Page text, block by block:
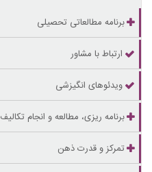
برنامه مطالعاتی تحصیلی
ارتباط با مشاور
ویدئوهای انگیزشی
برنامه ریزی، مطالعه و انجام تکالیف
تمرکز و قدرت ذهن